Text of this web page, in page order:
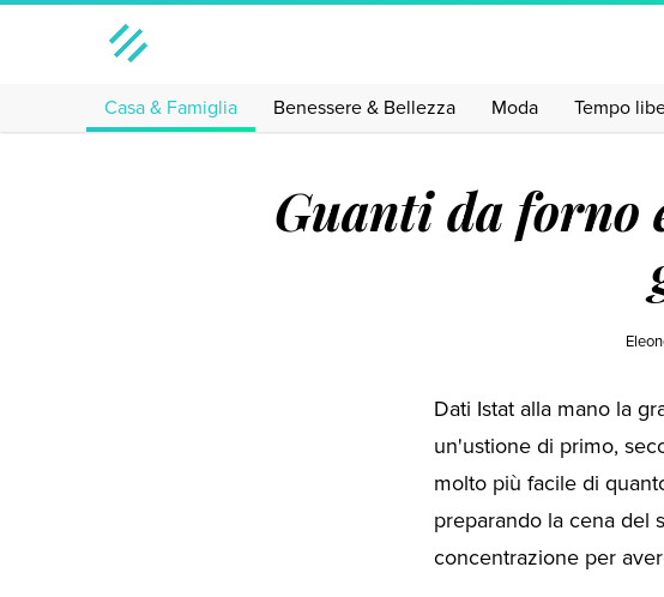
Casa & Famiglia Benessere & Bellezza Moda Tempo
Guanti da forno
Dati Istat alla mano la
un'ustione di primo,
molto più facile di
preparando la cena del
concentrazione per